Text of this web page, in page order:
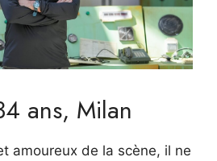
ans, Milan
amoureux de la scène, il ne